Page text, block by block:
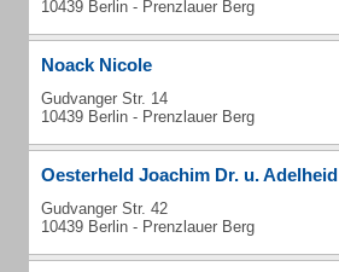
10439 Berlin - Prenzlauer Berg
Noack Nicole
Gudvanger Str. 14
10439 Berlin - Prenzlauer Berg
Oesterheld Joachim Dr. u. Adelheid
Gudvanger Str. 42
10439 Berlin - Prenzlauer Berg